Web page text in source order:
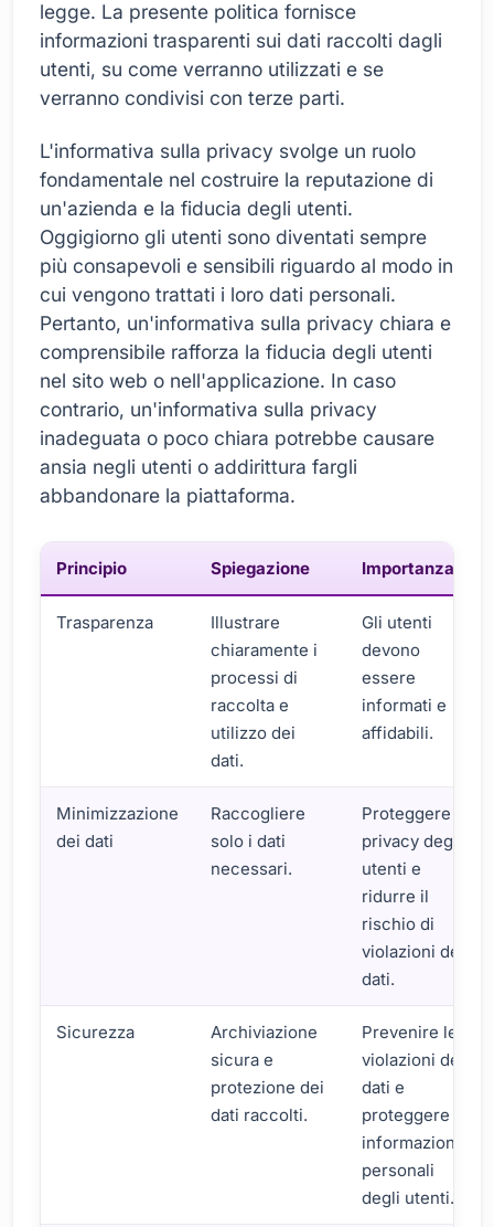
legge. La presente politica fornisce
informazioni trasparenti sui dati raccolti dagli
utenti, su come verranno utilizzati e se
verranno condivisi con terze parti.
L'informativa sulla privacy svolge un ruolo
fondamentale nel costruire la reputazione di
un'azienda e la fiducia degli utenti.
Oggigiorno gli utenti sono diventati sempre
più consapevoli e sensibili riguardo al modo in
cui vengono trattati i loro dati personali.
Pertanto, un'informativa sulla privacy chiara e
comprensibile rafforza la fiducia degli utenti
nel sito web o nell'applicazione. In caso
contrario, un'informativa sulla privacy
inadeguata o poco chiara potrebbe causare
ansia negli utenti o addirittura fargli
abbandonare la piattaforma.
Principio Spiegazione Importanza
Trasparenza
Illustrare
chiaramente i
processi di
raccolta e
utilizzo dei
dati.
Gli utenti
devono
essere
informati e
affidabili.
Minimizzazione
dei dati
Raccogliere
solo i dati
necessari.
Proteggere la
privacy degli
utenti e
ridurre il
rischio di
violazioni dei
dati.
Sicurezza
Archiviazione
sicura e
protezione dei
dati raccolti.
Prevenire le
violazioni dei
dati e
proteggere le
informazioni
personali
degli utenti.